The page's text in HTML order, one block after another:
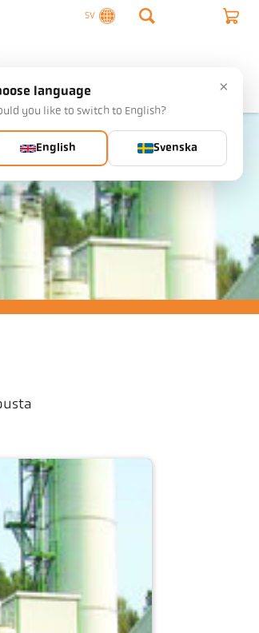
SV
Kontakta ×
language
you like to switch to English?
English Svenska